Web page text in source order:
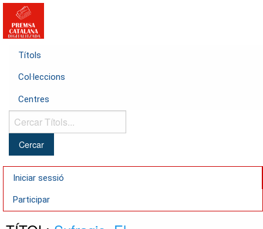
Títols
Col·leccions
Centres
Cercar
Títols...
Iniciar sessió
Participar